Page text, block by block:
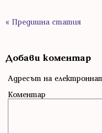
« Предишна статия
Добави коментар
Адресът на
Коментар